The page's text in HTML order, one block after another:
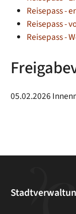
Reisepass -
Reisepass -
Reisepass -
05.02.2026